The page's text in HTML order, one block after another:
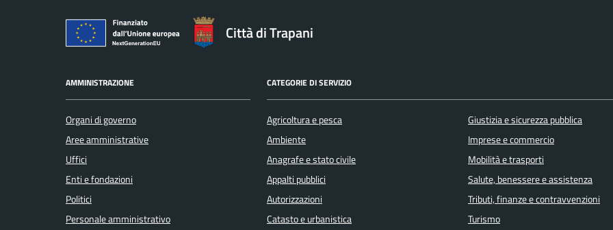
Città di Trapani
AMMINISTRAZIONE
Organi di governo
Aree amministrative
Uffici
Enti e fondazioni
Politici
Personale amministrativo
CATEGORIE DI SERVIZIO
Agricoltura e pesca
Ambiente
Anagrafe e stato civile
Appalti pubblici
Autorizzazioni
Catasto e urbanistica
Giustizia e sicurezza pubblica
Imprese e commercio
Mobilità e trasporti
Salute, benessere e assistenza
Tributi, finanze e contravvenzioni
Turismo